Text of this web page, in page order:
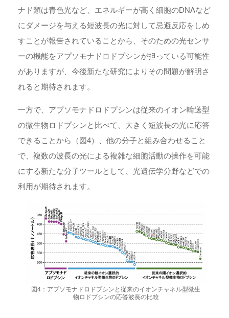
ナド類は青色光など、エネルギーが高く細胞のDNAなど
にダメージを与える短波長の光に対して忌避反応をしめ
すことが報告されていることから、そのための光センサ
ーの機能をアプソモナドロドプシンが担っている可能性
がありますが、今後新たな研究によりその問題が解明さ
れると期待されます。
一方で、アプソモナドロドプシンは従来のイオン輸送型
の微生物ロドプシンと比べて、大きく短波長の光に応答
できることから（図4）、他の分子と組み合わせること
で、複数の波長の光による複雑な細胞活動の操作を可能
にする新たな分子ツールとして、光遺伝学分野などでの
利用が期待されます。
図4：アプソモナドロドプシンと従来のイオンチャネル型微生
物ロドプシンの応答波長の比較